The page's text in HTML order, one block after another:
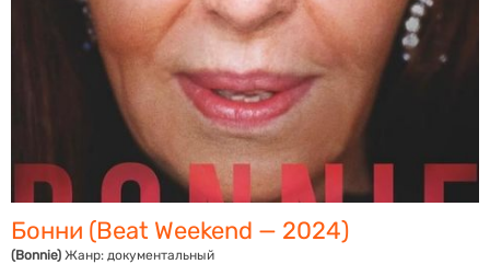
Бонни (Beat Weekend — 2024)
(Bonnie) Жанр: документальный